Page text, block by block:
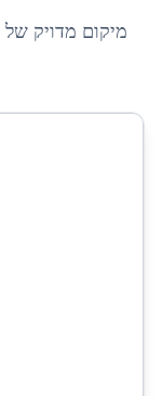
מיקום מדויק של